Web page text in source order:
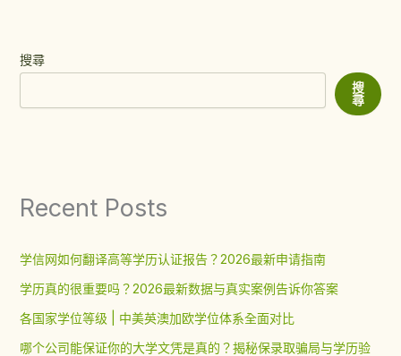
搜尋
搜
尋
Recent Posts
学信网如何翻译高等学历认证报告？2026最新申请指南
学历真的很重要吗？2026最新数据与真实案例告诉你答案
各国家学位等级 | 中美英澳加欧学位体系全面对比
哪个公司能保证你的大学文凭是真的？揭秘保录取骗局与学历验